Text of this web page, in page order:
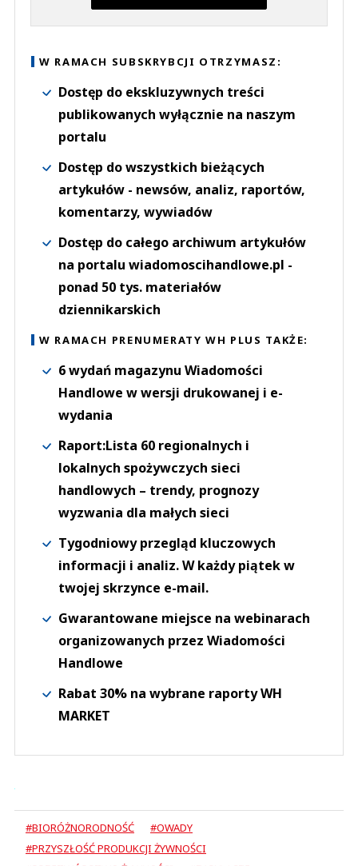
W RAMACH SUBSKRYBCJI OTRZYMASZ:
Dostęp do ekskluzywnych treści
publikowanych wyłącznie na naszym
portalu
Dostęp do wszystkich bieżących
artykułów - newsów, analiz, raportów,
komentarzy, wywiadów
Dostęp do całego archiwum artykułów
na portalu wiadomoscihandlowe.pl -
ponad 50 tys. materiałów
dziennikarskich
W RAMACH PRENUMERATY WH PLUS TAKŻE:
6 wydań magazynu Wiadomości
Handlowe w wersji drukowanej i e-
wydania
Raport:Lista 60 regionalnych i
lokalnych spożywczych sieci
handlowych – trendy, prognozy
wyzwania dla małych sieci
Tygodniowy przegląd kluczowych
informacji i analiz. W każdy piątek w
twojej skrzynce e-mail.
Gwarantowane miejsce na webinarach
organizowanych przez Wiadomości
Handlowe
Rabat 30% na wybrane raporty WH
MARKET
#BIORÓŻNORODNOŚĆ
#OWADY
#PRZYSZŁOŚĆ PRODUKCJI ŻYWNOŚCI